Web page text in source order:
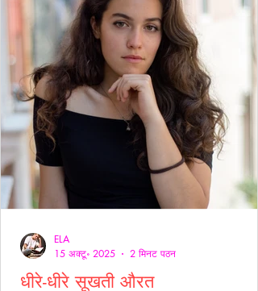
धीरे-धीरे सूखती औरत
ELA
15 अक्टू॰ 2025
2 मिनट पठन